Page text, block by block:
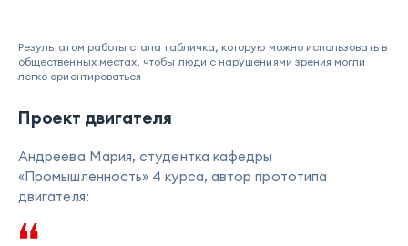
Результатом работы стала табличка, которую можно использовать в
общественных местах, чтобы люди с нарушениями зрения могли
легко ориентироваться
Проект двигателя
Андреева Мария, студентка кафедры
«Промышленность» 4 курса, автор прототипа
двигателя: